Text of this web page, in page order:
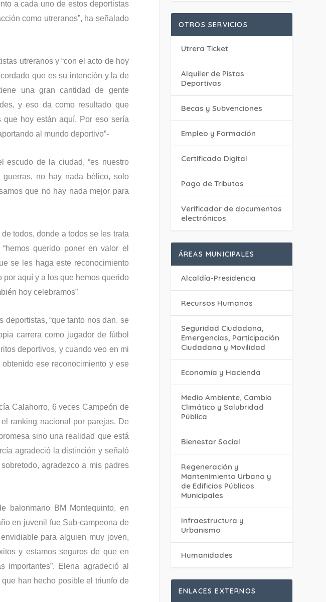
a cada uno de estos deportistas
como utreranos”, ha señalado
utreranos y “con el acto de hoy
que es su intención y la de
una gran cantidad de gente
y eso da como resultado que
que hoy están aquí. Por eso sería
al mundo deportivo”-
escudo de la ciudad, “es nuestro
no hay nada bélico, solo
que no hay nada mejor para
todos, donde a todos se les trata
querido poner en valor el
se les haga este reconocimiento
aquí y a los que hemos querido
hoy celebramos”
“que tanto nos dan. se
carrera como jugador de fútbol
deportivos, y cuando veo en mi
ese reconocimiento y ese
Calahorro, 6 veces Campeón de
ranking nacional por parejas. De
sino una realidad que está
agradeció la distinción y señaló
agradezco a mis padres
balonmano BM Montequinto, en
en juvenil fue Sub-campeona de
para alguien muy joven,
y estamos seguros de que en
Elena agradeció al
han hecho posible el triunfo de
OTROS SERVICIOS
Utrera Ticket
Alquiler de Pistas
Deportivas
Becas y Subvenciones
Empleo y Formación
Certificado Digital
Pago de Tributos
Verificador de documentos
electrónicos
ÁREAS MUNICIPALES
Alcaldía-Presidencia
Recursos Humanos
Seguridad Ciudadana,
Emergencias, Participación
Ciudadana y Movilidad
Economía y Hacienda
Medio Ambiente, Cambio
Climático y Salubridad
Pública
Bienestar Social
Regeneración y
Mantenimiento Urbano y
de Edificios Públicos
Municipales
Infraestructura y
Urbanismo
Humanidades
ENLACES EXTERNOS